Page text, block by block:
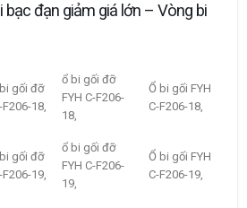
bạc đạn giảm giá lớn – Vòng bi
gối đỡ
F206-18,
ổ bi gối đỡ
FYH C-F206-
18,
Ổ bi gối FYH
C-F206-18,
gối đỡ
F206-19,
ổ bi gối đỡ
FYH C-F206-
19,
Ổ bi gối FYH
C-F206-19,